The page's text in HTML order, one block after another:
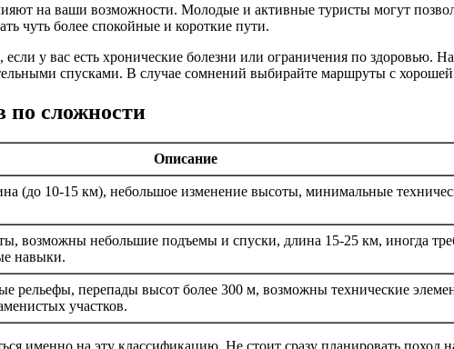
на ваши возможности. Молодые и активные туристы могут
чуть более спокойные и короткие пути.
если у вас есть хронические болезни или ограничения по здоровью.
спусками. В случае сомнений выбирайте маршруты с
сложности
Описание
(до 10-15 км), небольшое изменение высоты, минимальные
возможны небольшие подъемы и спуски, длина 15-25 км, иногда
навыки.
рельефы, перепады высот более 300 м, возможны технические
участков.